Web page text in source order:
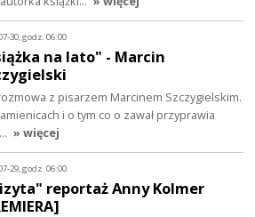
30, godz. 06:00
na lato" - Marcin
z pisarzem Marcinem Szczygielskim.
i o tym co o zawał przyprawia
» więcej
29, godz. 06:00
reportaż Anny Kolmer